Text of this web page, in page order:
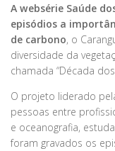
A websérie Saúde
episódios a
de carbono, o
diversidade da
chamada “Década
O projeto liderado
pessoas entre
e oceanografia,
foram gravados os